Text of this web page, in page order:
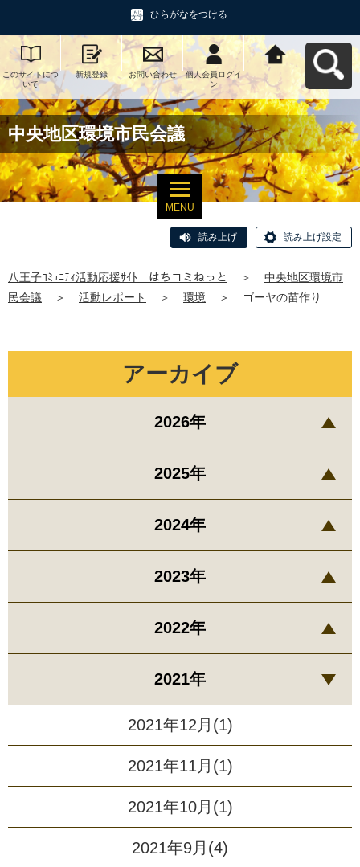
ひらがなをつける
このサイトにつ
いて
新規登録 お問い合わせ
個人会員ログイ
ン
八王子ｺﾐｭﾆﾃｨ活
動応援ｻｲﾄ はち
コミねっとへ戻
る
中央地区環境市民会議
MENU
読み上げ 読み上げ設定
八王子ｺﾐｭﾆﾃｨ活動応援ｻｲﾄ はちコミねっと ＞
中央地区環境市
民会議
＞ 活動レポート ＞ 環境 ＞ ゴーヤの苗作り
アーカイブ
2026年
2025年
2024年
2023年
2022年
2021年
2021年12月(1)
2021年11月(1)
2021年10月(1)
2021年9月(4)